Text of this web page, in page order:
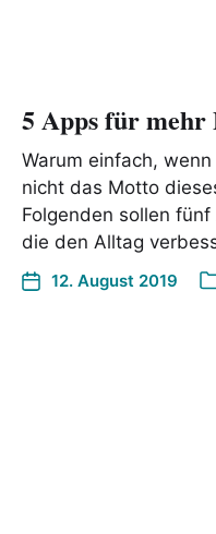
5 Apps für
Warum einfach,
nicht das Motto
Folgenden sollen
die den Alltag
12. August 2019